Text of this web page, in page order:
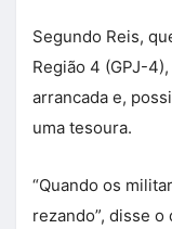
Segundo Reis,
Região 4 (GPJ-
arrancada e,
uma tesoura.
“Quando os
rezando”, disse